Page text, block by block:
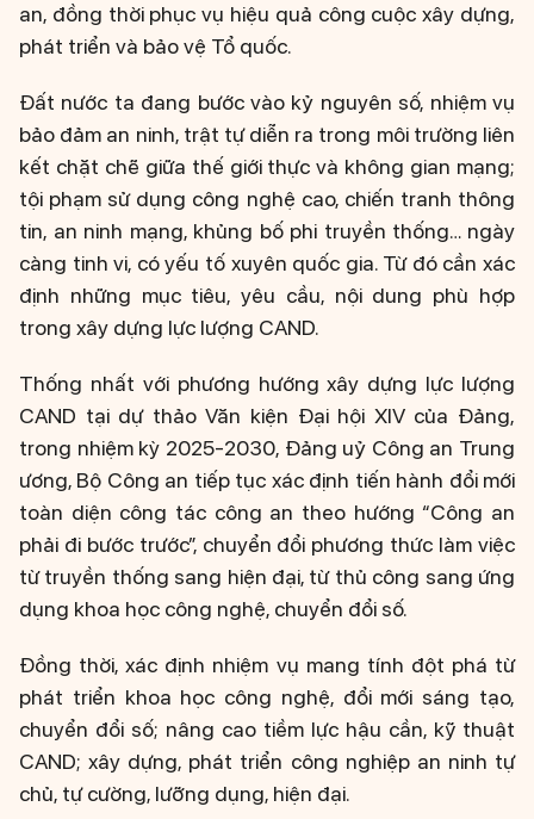
an, đồng thời phục vụ hiệu quả công cuộc xây dựng,
phát triển và bảo vệ Tổ quốc.
Đất nước ta đang bước vào kỷ nguyên số, nhiệm vụ
bảo đảm an ninh, trật tự diễn ra trong môi trường liên
kết chặt chẽ giữa thế giới thực và không gian mạng;
tội phạm sử dụng công nghệ cao, chiến tranh thông
tin, an ninh mạng, khủng bố phi truyền thống… ngày
càng tinh vi, có yếu tố xuyên quốc gia. Từ đó cần xác
định những mục tiêu, yêu cầu, nội dung phù hợp
trong xây dựng lực lượng CAND.
Thống nhất với phương hướng xây dựng lực lượng
CAND tại dự thảo Văn kiện Đại hội XIV của Đảng,
trong nhiệm kỳ 2025-2030, Đảng uỷ Công an Trung
ương, Bộ Công an tiếp tục xác định tiến hành đổi mới
toàn diện công tác công an theo hướng “Công an
phải đi bước trước”, chuyển đổi phương thức làm việc
từ truyền thống sang hiện đại, từ thủ công sang ứng
dụng khoa học công nghệ, chuyển đổi số.
Đồng thời, xác định nhiệm vụ mang tính đột phá từ
phát triển khoa học công nghệ, đổi mới sáng tạo,
chuyển đổi số; nâng cao tiềm lực hậu cần, kỹ thuật
CAND; xây dựng, phát triển công nghiệp an ninh tự
chủ, tự cường, lưỡng dụng, hiện đại.